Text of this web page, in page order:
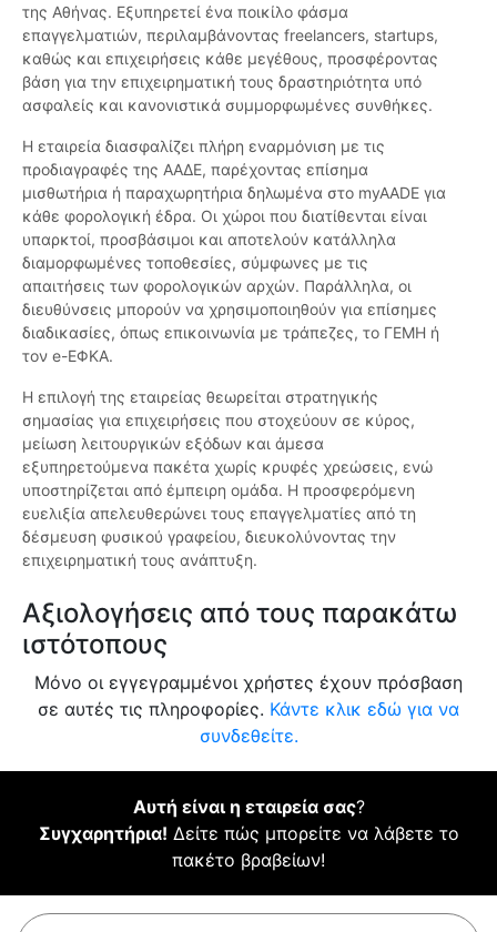
της Αθήνας. Εξυπηρετεί ένα ποικίλο φάσμα
επαγγελματιών, περιλαμβάνοντας freelancers, startups,
καθώς και επιχειρήσεις κάθε μεγέθους, προσφέροντας
βάση για την επιχειρηματική τους δραστηριότητα υπό
ασφαλείς και κανονιστικά συμμορφωμένες συνθήκες.
Η εταιρεία διασφαλίζει πλήρη εναρμόνιση με τις
προδιαγραφές της ΑΑΔΕ, παρέχοντας επίσημα
μισθωτήρια ή παραχωρητήρια δηλωμένα στο myAADE για
κάθε φορολογική έδρα. Οι χώροι που διατίθενται είναι
υπαρκτοί, προσβάσιμοι και αποτελούν κατάλληλα
διαμορφωμένες τοποθεσίες, σύμφωνες με τις
απαιτήσεις των φορολογικών αρχών. Παράλληλα, οι
διευθύνσεις μπορούν να χρησιμοποιηθούν για επίσημες
διαδικασίες, όπως επικοινωνία με τράπεζες, το ΓΕΜΗ ή
τον e-ΕΦΚΑ.
Η επιλογή της εταιρείας θεωρείται στρατηγικής
σημασίας για επιχειρήσεις που στοχεύουν σε κύρος,
μείωση λειτουργικών εξόδων και άμεσα
εξυπηρετούμενα πακέτα χωρίς κρυφές χρεώσεις, ενώ
υποστηρίζεται από έμπειρη ομάδα. Η προσφερόμενη
ευελιξία απελευθερώνει τους επαγγελματίες από τη
δέσμευση φυσικού γραφείου, διευκολύνοντας την
επιχειρηματική τους ανάπτυξη.
Αξιολογήσεις από τους παρακάτω
ιστότοπους
Μόνο οι εγγεγραμμένοι χρήστες έχουν πρόσβαση
σε αυτές τις πληροφορίες. Κάντε κλικ εδώ για να
συνδεθείτε.
Αυτή είναι η εταιρεία σας?
Συγχαρητήρια! Δείτε πώς μπορείτε να λάβετε το
πακέτο βραβείων!